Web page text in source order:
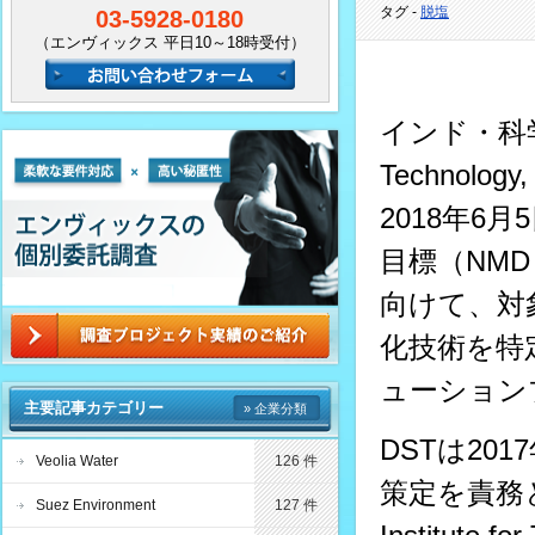
タグ - 脱塩
インド・科
2018年6月
目標（
向けて、
化技術を特
ューショ
DSTは
策定を責務
03-5928-0180
（エンヴィックス 平日10～18時受付）
主要記事カテゴリー » 企業分類
Veolia Water 126 件
Suez Environment 127 件